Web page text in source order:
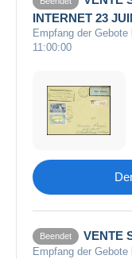
INTERNET 23
Empfang der
11:00:00
Beendet VENTE
Empfang der